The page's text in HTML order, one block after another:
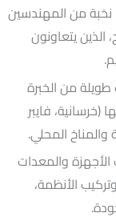
نخبة من المهندسين
الذين يتعاونون
من الخبرة
(خرسانية، فايبر
المحلي.
والمعدات
الأنظمة،